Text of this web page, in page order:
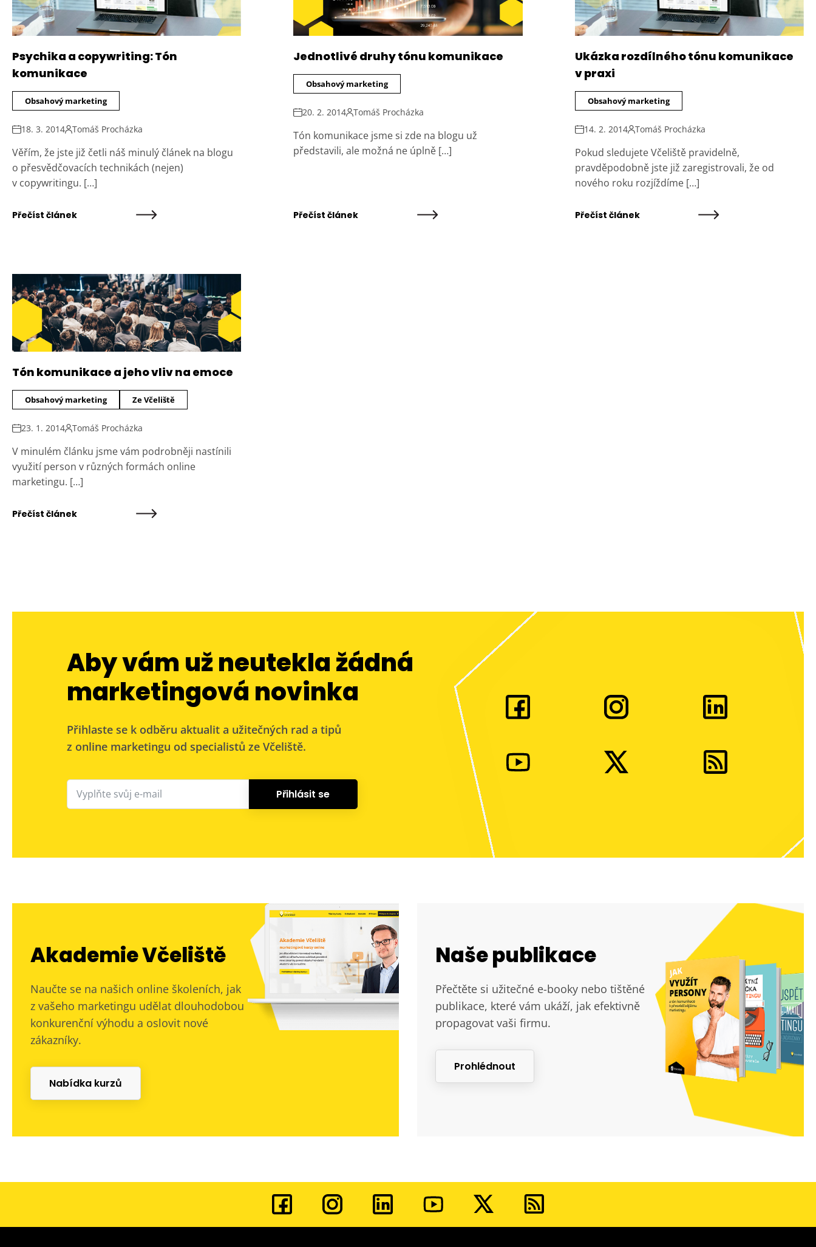
Psychika a copywriting: Tón
komunikace
Obsahový marketing
18. 3. 2014 Tomáš Procházka
Věřím, že jste již četli náš minulý článek na blogu
o přesvědčovacích technikách (nejen)
v copywritingu. […]
Přečíst článek
Jednotlivé druhy tónu komunikace
Obsahový marketing
20. 2. 2014 Tomáš Procházka
Tón komunikace jsme si zde na blogu už
představili, ale možná ne úplně […]
Přečíst článek
Ukázka rozdílného tónu komunikace
v praxi
Obsahový marketing
14. 2. 2014 Tomáš Procházka
Pokud sledujete Včeliště pravidelně,
pravděpodobně jste již zaregistrovali, že od
nového roku rozjíždíme […]
Přečíst článek
Tón komunikace a jeho vliv na emoce
Obsahový marketing Ze Včeliště
23. 1. 2014 Tomáš Procházka
V minulém článku jsme vám podrobněji nastínili
využití person v různých formách online
marketingu. […]
Přečíst článek
Aby vám už neutekla žádná
marketingová novinka
Přihlaste se k odběru aktualit a užitečných rad a tipů
z online marketingu od specialistů ze Včeliště.
Přihlásit se
Akademie Včeliště
Naučte se na našich online školeních, jak
z vašeho marketingu udělat dlouhodobou
konkurenční výhodu a oslovit nové
zákazníky.
Nabídka kurzů
Naše publikace
Přečtěte si užitečné e-booky nebo tištěné
publikace, které vám ukáží, jak efektivně
propagovat vaši firmu.
Prohlédnout